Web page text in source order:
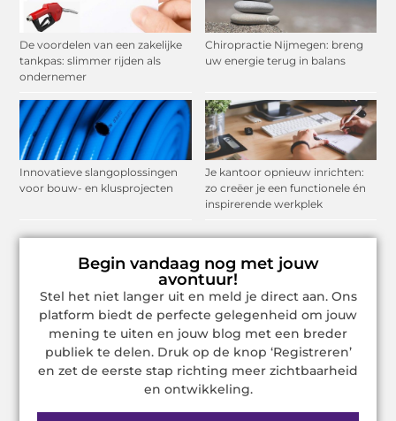
De voordelen van een zakelijke
tankpas: slimmer rijden als
ondernemer
Chiropractie Nijmegen: breng
uw energie terug in balans
Innovatieve slangoplossingen
voor bouw- en klusprojecten
Je kantoor opnieuw inrichten:
zo creëer je een functionele én
inspirerende werkplek
Begin vandaag nog met jouw
avontuur!
Stel het niet langer uit en meld je direct aan. Ons
platform biedt de perfecte gelegenheid om jouw
mening te uiten en jouw blog met een breder
publiek te delen. Druk op de knop ‘Registreren’
en zet de eerste stap richting meer zichtbaarheid
en ontwikkeling.